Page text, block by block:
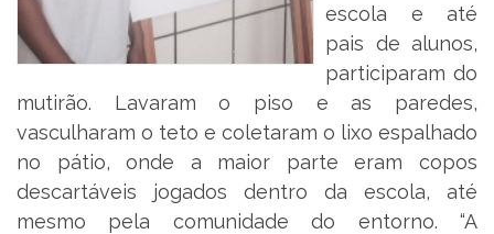
escola e até
pais de alunos,
participaram do
mutirão. Lavaram o piso e as paredes,
vasculharam o teto e coletaram o lixo espalhado
no pátio, onde a maior parte eram copos
descartáveis jogados dentro da escola, até
mesmo pela comunidade do entorno. “A